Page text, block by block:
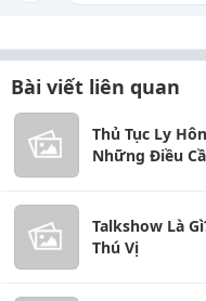
Bài viết liên quan
Thủ Tục Ly
Những Điều
Talkshow Là
Thú Vị